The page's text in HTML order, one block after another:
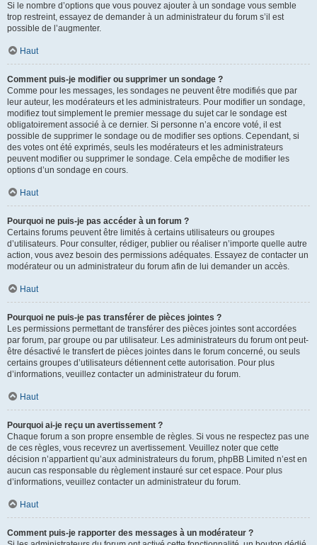
Si le nombre d’options que vous pouvez ajouter à un sondage vous semble
trop restreint, essayez de demander à un administrateur du forum s’il est
possible de l’augmenter.
Haut
Comment puis-je modifier ou supprimer un sondage ?
Comme pour les messages, les sondages ne peuvent être modifiés que par
leur auteur, les modérateurs et les administrateurs. Pour modifier un sondage,
modifiez tout simplement le premier message du sujet car le sondage est
obligatoirement associé à ce dernier. Si personne n’a encore voté, il est
possible de supprimer le sondage ou de modifier ses options. Cependant, si
des votes ont été exprimés, seuls les modérateurs et les administrateurs
peuvent modifier ou supprimer le sondage. Cela empêche de modifier les
options d’un sondage en cours.
Haut
Pourquoi ne puis-je pas accéder à un forum ?
Certains forums peuvent être limités à certains utilisateurs ou groupes
d’utilisateurs. Pour consulter, rédiger, publier ou réaliser n’importe quelle autre
action, vous avez besoin des permissions adéquates. Essayez de contacter un
modérateur ou un administrateur du forum afin de lui demander un accès.
Haut
Pourquoi ne puis-je pas transférer de pièces jointes ?
Les permissions permettant de transférer des pièces jointes sont accordées
par forum, par groupe ou par utilisateur. Les administrateurs du forum ont peut-
être désactivé le transfert de pièces jointes dans le forum concerné, ou seuls
certains groupes d’utilisateurs détiennent cette autorisation. Pour plus
d’informations, veuillez contacter un administrateur du forum.
Haut
Pourquoi ai-je reçu un avertissement ?
Chaque forum a son propre ensemble de règles. Si vous ne respectez pas une
de ces règles, vous recevrez un avertissement. Veuillez noter que cette
décision n’appartient qu’aux administrateurs du forum, phpBB Limited n’est en
aucun cas responsable du règlement instauré sur cet espace. Pour plus
d’informations, veuillez contacter un administrateur du forum.
Haut
Comment puis-je rapporter des messages à un modérateur ?